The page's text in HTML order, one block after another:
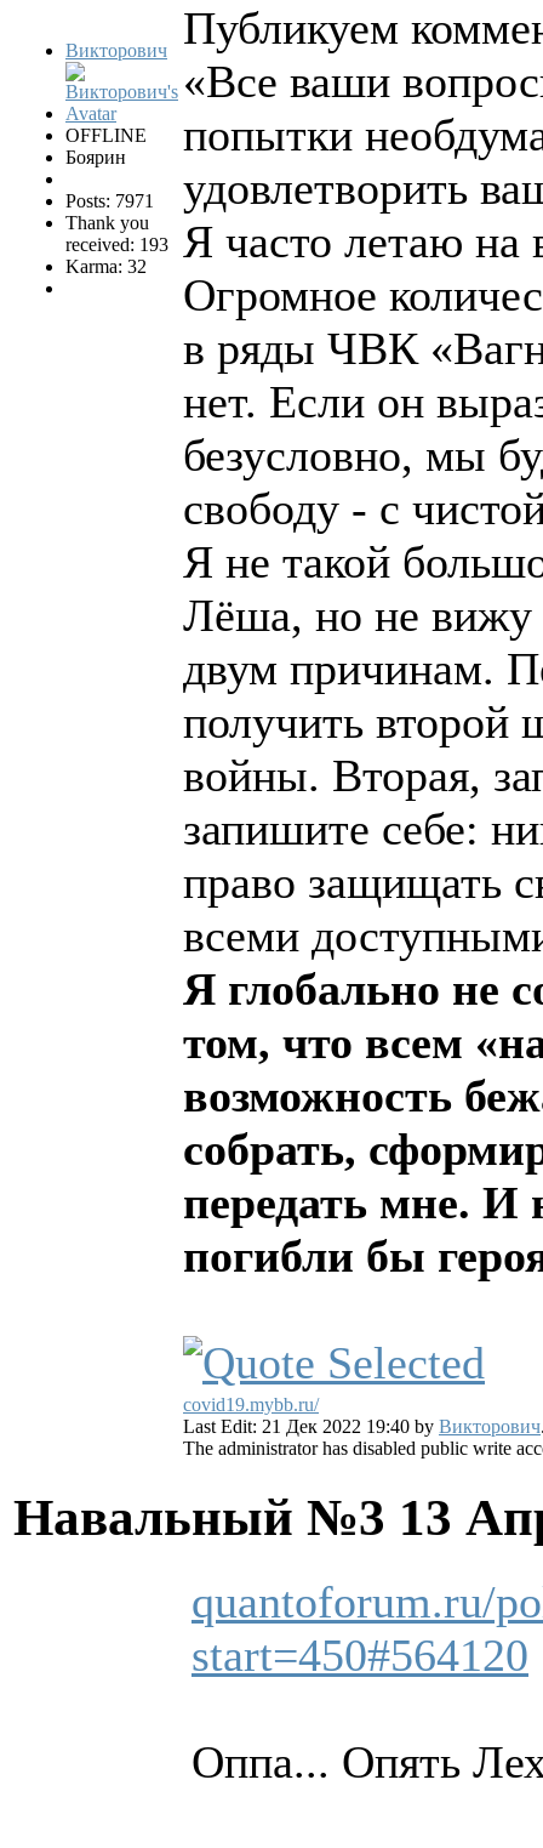
Викторович
OFFLINE
Боярин
Posts: 7971
Thank you
received: 193
Karma: 32
Публикуем
«Все ваши
попытки
удовлетворить
Я часто летаю на
Огромное
в ряды ЧВК
нет. Если он
безусловно, мы
свободу - с
Я не такой
Лёша, но не вижу
двум причинам.
получить второй
войны. Вторая,
запишите себе:
право защищать
всеми
Я глобально не
том, что всем
возможность
собрать,
передать мне. И
погибли бы
covid19.mybb.ru/
Last Edit: 21 Дек 2022 19:40 by Викторович
The administrator has disabled public write
Навальный №3 13
quantoforum.ru/
start=450#564120
Оппа... Опять